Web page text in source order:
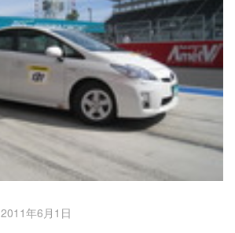
2011年6月1日